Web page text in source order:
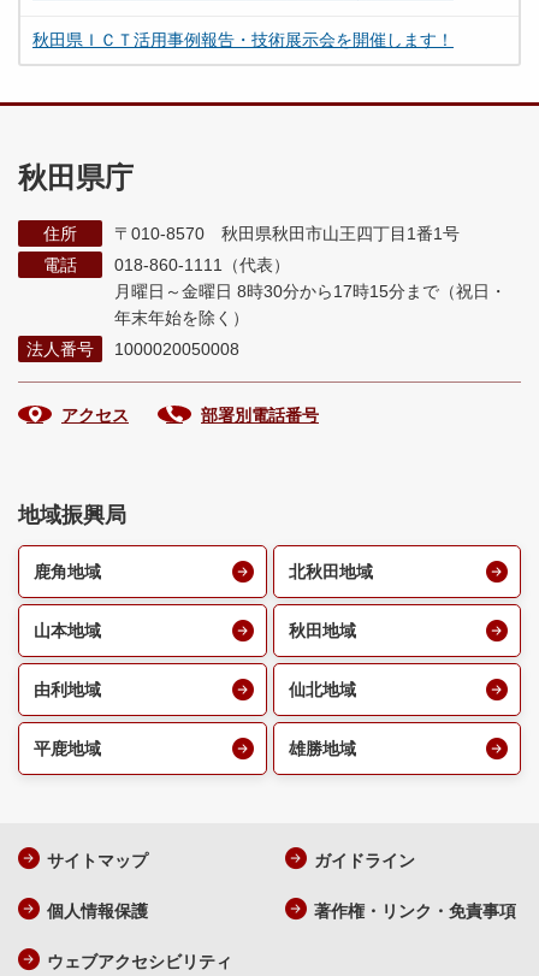
秋田県ＩＣＴ活用事例報告・技術展示会を開催します！
秋田県庁
住所
〒010-8570 秋田県秋田市山王四丁目1番1号
電話
018-860-1111（代表）
月曜日～金曜日 8時30分から17時15分まで （祝日・
年末年始を除く）
法人番号
1000020050008
アクセス 部署別電話番号
地域振興局
鹿角地域 北秋田地域
山本地域 秋田地域
由利地域 仙北地域
平鹿地域 雄勝地域
サイトマップ ガイドライン
個人情報保護 著作権・リンク・免責事項
ウェブアクセシビリティ